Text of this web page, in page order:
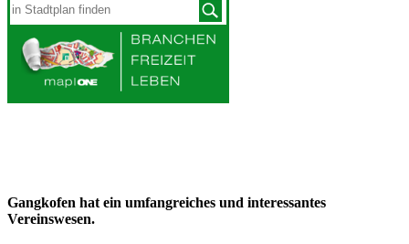
Gangkofen hat ein umfangreiches und interessantes
Vereinswesen.